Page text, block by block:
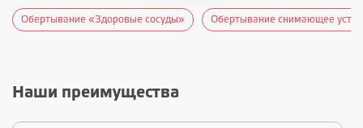
Обертывание «Здоровые сосуды» Обертывание снимающее
Наши преимущества